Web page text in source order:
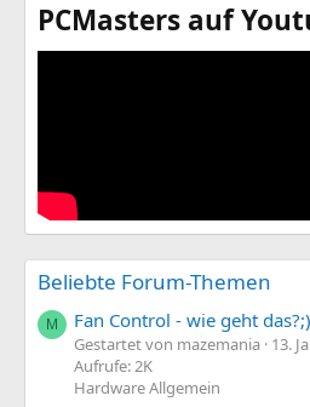
PCMasters auf
Beliebte Forum-Themen
M Fan Control - wie geht das?;)
Gestartet von mazemania 13.
Aufrufe: 2K
Hardware Allgemein